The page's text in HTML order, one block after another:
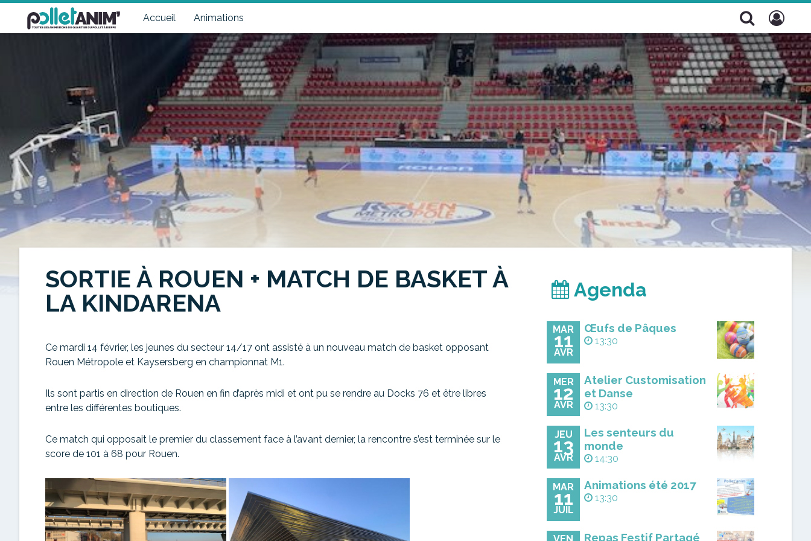
Accueil Animations
Pollet Anim'
Toutes les animations du quartier du Pollet à Dieppe
SORTIE À ROUEN + MATCH DE BASKET À
LA KINDARENA
Ce mardi 14 février, les jeunes du secteur 14/17 ont assisté à un nouveau match de basket opposant
Rouen Métropole et Kaysersberg en championnat M1.
Ils sont partis en direction de Rouen en fin d’après midi et ont pu se rendre au Docks 76 et être libres
entre les différentes boutiques.
Ce match qui opposait le premier du classement face à l’avant dernier, la rencontre s’est terminée sur le
score de 101 à 68 pour Rouen.
Agenda
MAR
11
AVR
Œufs de Pâques
13:30
MER
12
AVR
Atelier Customisation
et Danse
13:30
JEU
13
AVR
Les senteurs du
monde
14:30
MAR
11
JUIL
Animations été 2017
13:30
Repas Festif Partagé